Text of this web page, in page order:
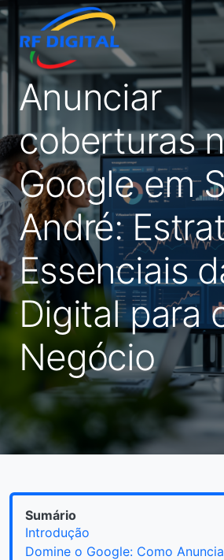
Anunciar
coberturas
Google em
André:
Essenciais
Digital para
Negócio
Sumário
Introdução
Domine o Google: Como